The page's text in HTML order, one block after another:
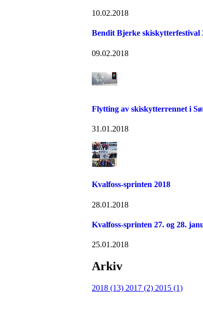
10.02.2018
Bendit Bjerke skiskytterfestival
09.02.2018
Flytting av skiskytterrennet i
31.01.2018
Kvalfoss-sprinten 2018
28.01.2018
Kvalfoss-sprinten 27. og 28.
25.01.2018
Arkiv
2018 (13) 2017 (2) 2015 (1)